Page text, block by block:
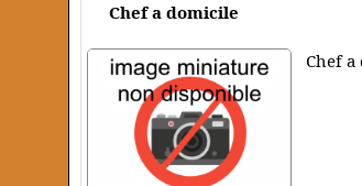
Chef a domicile
Chef